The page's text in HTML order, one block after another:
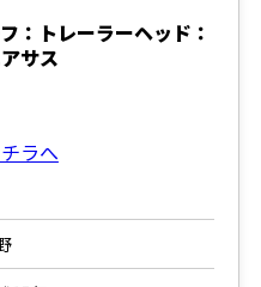
：トレーラーヘッド：
サス
ラへ